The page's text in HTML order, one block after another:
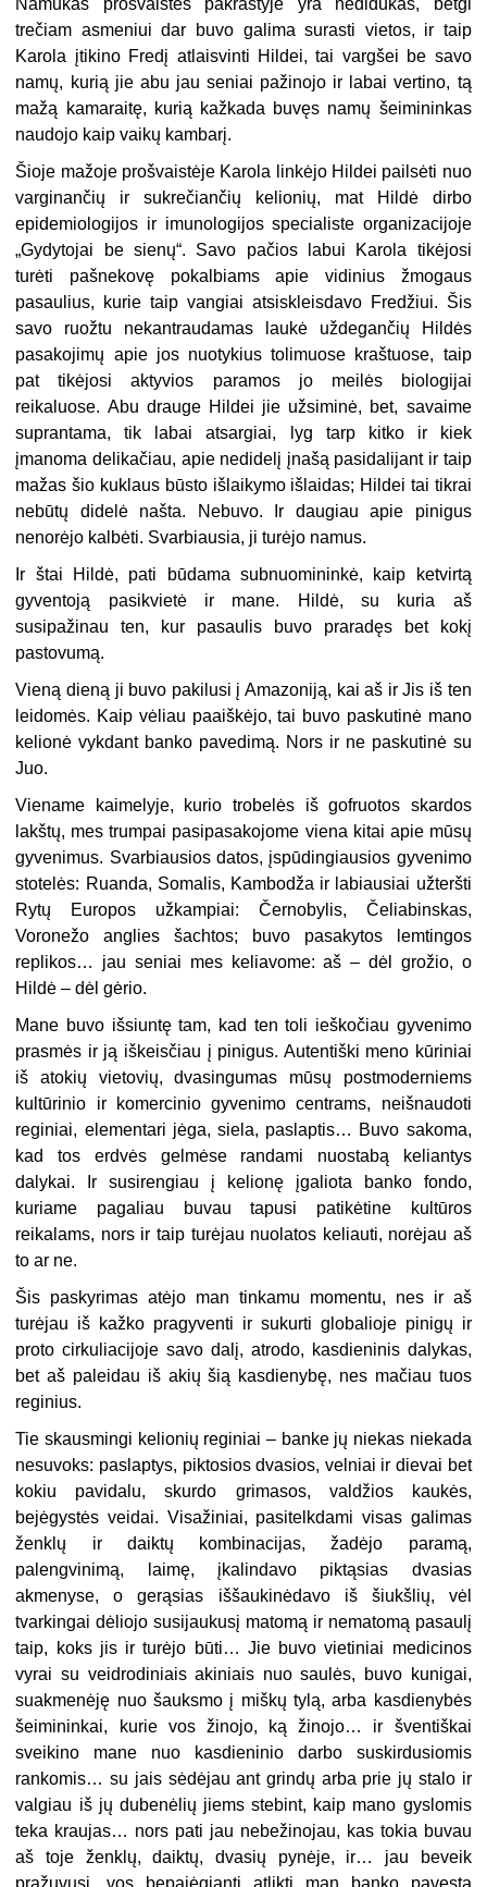
Namukas prošvaistės pakraštyje yra nedidukas, betgi
trečiam asmeniui dar buvo galima surasti vietos, ir taip
Karola įtikino Fredį atlaisvinti Hildei, tai vargšei be savo
namų, kurią jie abu jau seniai pažinojo ir labai vertino, tą
mažą kamaraitę, kurią kažkada buvęs namų šeimininkas
naudojo kaip vaikų kambarį.
Šioje mažoje prošvaistėje Karola linkėjo Hildei pailsėti nuo
varginančių ir sukrečiančių kelionių, mat Hildė dirbo
epidemiologijos ir imunologijos specialiste organizacijoje
„Gydytojai be sienų“. Savo pačios labui Karola tikėjosi
turėti pašnekovę pokalbiams apie vidinius žmogaus
pasaulius, kurie taip vangiai atsiskleisdavo Fredžiui. Šis
savo ruožtu nekantraudamas laukė uždegančių Hildės
pasakojimų apie jos nuotykius tolimuose kraštuose, taip
pat tikėjosi aktyvios paramos jo meilės biologijai
reikaluose. Abu drauge Hildei jie užsiminė, bet, savaime
suprantama, tik labai atsargiai, lyg tarp kitko ir kiek
įmanoma delikačiau, apie nedidelį įnašą pasidalijant ir taip
mažas šio kuklaus būsto išlaikymo išlaidas; Hildei tai tikrai
nebūtų didelė našta. Nebuvo. Ir daugiau apie pinigus
nenorėjo kalbėti. Svarbiausia, ji turėjo namus.
Ir štai Hildė, pati būdama subnuomininkė, kaip ketvirtą
gyventoją pasikvietė ir mane. Hildė, su kuria aš
susipažinau ten, kur pasaulis buvo praradęs bet kokį
pastovumą.
Vieną dieną ji buvo pakilusi į Amazoniją, kai aš ir Jis iš ten
leidomės. Kaip vėliau paaiškėjo, tai buvo paskutinė mano
kelionė vykdant banko pavedimą. Nors ir ne paskutinė su
Juo.
Viename kaimelyje, kurio trobelės iš gofruotos skardos
lakštų, mes trumpai pasipasakojome viena kitai apie mūsų
gyvenimus. Svarbiausios datos, įspūdingiausios gyvenimo
stotelės: Ruanda, Somalis, Kambodža ir labiausiai užteršti
Rytų Europos užkampiai: Černobylis, Čeliabinskas,
Voronežo anglies šachtos; buvo pasakytos lemtingos
replikos… jau seniai mes keliavome: aš – dėl grožio, o
Hildė – dėl gėrio.
Mane buvo išsiuntę tam, kad ten toli ieškočiau gyvenimo
prasmės ir ją iškeisčiau į pinigus. Autentiški meno kūriniai
iš atokių vietovių, dvasingumas mūsų postmoderniems
kultūrinio ir komercinio gyvenimo centrams, neišnaudoti
reginiai, elementari jėga, siela, paslaptis… Buvo sakoma,
kad tos erdvės gelmėse randami nuostabą keliantys
dalykai. Ir susirengiau į kelionę įgaliota banko fondo,
kuriame pagaliau buvau tapusi patikėtine kultūros
reikalams, nors ir taip turėjau nuolatos keliauti, norėjau aš
to ar ne.
Šis paskyrimas atėjo man tinkamu momentu, nes ir aš
turėjau iš kažko pragyventi ir sukurti globalioje pinigų ir
proto cirkuliacijoje savo dalį, atrodo, kasdieninis dalykas,
bet aš paleidau iš akių šią kasdienybę, nes mačiau tuos
reginius.
Tie skausmingi kelionių reginiai – banke jų niekas niekada
nesuvoks: paslaptys, piktosios dvasios, velniai ir dievai bet
kokiu pavidalu, skurdo grimasos, valdžios kaukės,
bejėgystės veidai. Visažiniai, pasitelkdami visas galimas
ženklų ir daiktų kombinacijas, žadėjo paramą,
palengvinimą, laimę, įkalindavo piktąsias dvasias
akmenyse, o gerąsias iššaukinėdavo iš šiukšlių, vėl
tvarkingai dėliojo susijaukusį matomą ir nematomą pasaulį
taip, koks jis ir turėjo būti… Jie buvo vietiniai medicinos
vyrai su veidrodiniais akiniais nuo saulės, buvo kunigai,
suakmenėję nuo šauksmo į miškų tylą, arba kasdienybės
šeimininkai, kurie vos žinojo, ką žinojo… ir šventiškai
sveikino mane nuo kasdieninio darbo suskirdusiomis
rankomis… su jais sėdėjau ant grindų arba prie jų stalo ir
valgiau iš jų dubenėlių jiems stebint, kaip mano gyslomis
teka kraujas… nors pati jau nebežinojau, kas tokia buvau
aš toje ženklų, daiktų, dvasių pynėje, ir… jau beveik